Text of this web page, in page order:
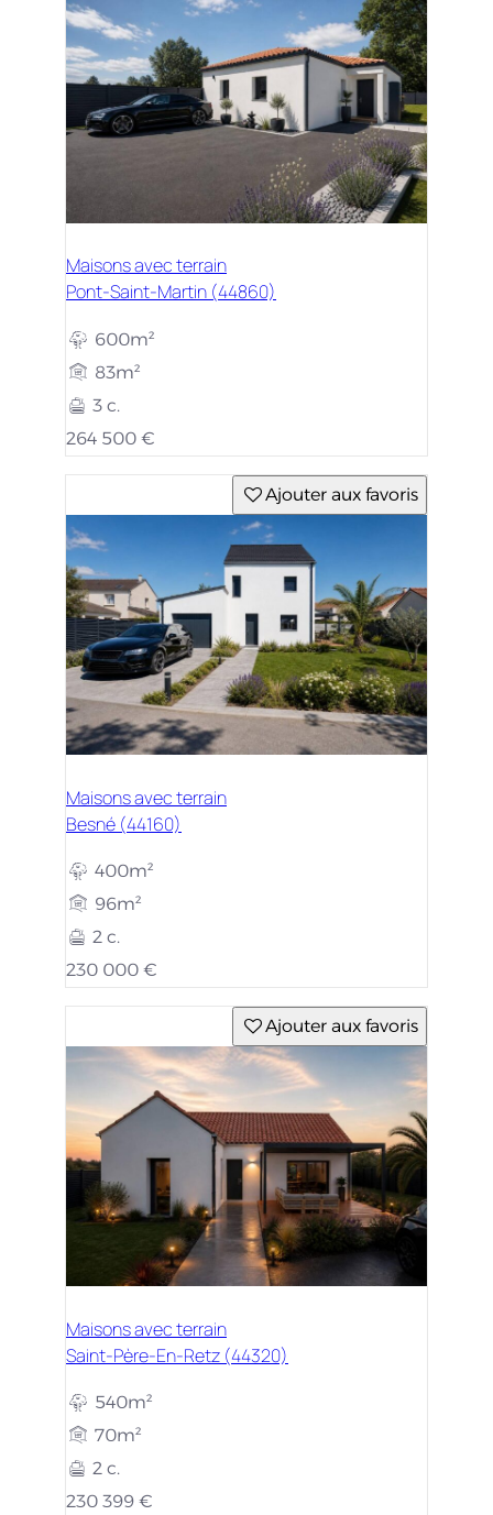
Maisons avec terrain
Pont-Saint-Martin (44860)
600m²
83m²
3 c.
264 500 €
Ajouter aux favoris
Maisons avec terrain
Besné (44160)
400m²
96m²
2 c.
230 000 €
Ajouter aux favoris
Maisons avec terrain
Saint-Père-En-Retz (44320)
540m²
70m²
2 c.
230 399 €